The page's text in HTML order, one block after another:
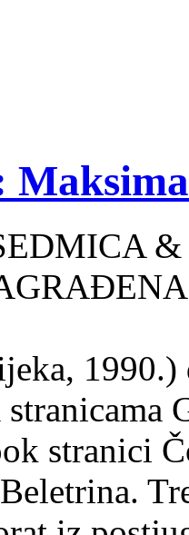
1990.)
stranici